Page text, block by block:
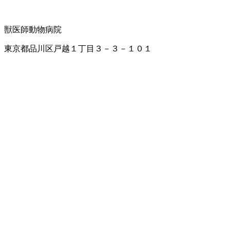
獣医師動物病院
東京都品川区戸越１丁目３－３－１０１